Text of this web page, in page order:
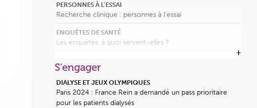
PERSONNES À L'ESSAI
Recherche clinique : personnes à l'essai
ENQUÊTES DE SANTÉ
Les enquêtes, à quoi servent-elles ?
Histoires de reins, les podcasts de France Rein
BRÈVE HISTOIRE DE LA SANTÉ PUBLIQUE EN FRANCE
La santé publique en France : de la peste au plan greffe
S'engager
DIALYSE ET JEUX OLYMPIQUES
Paris 2024 : France Rein a demandé un pass prioritaire
pour les patients dialysés